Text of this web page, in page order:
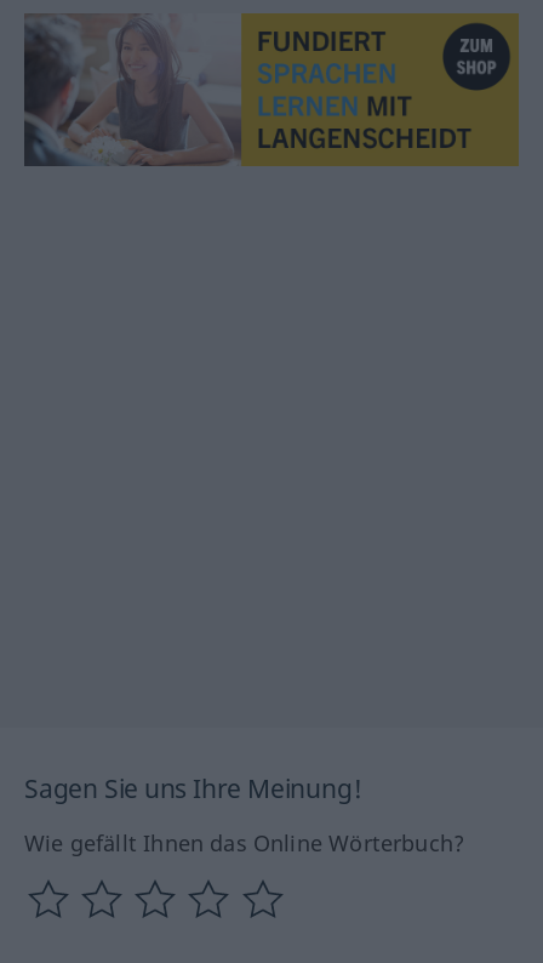
Sagen Sie uns Ihre Meinung!
Wie gefällt Ihnen das Online Wörterbuch?